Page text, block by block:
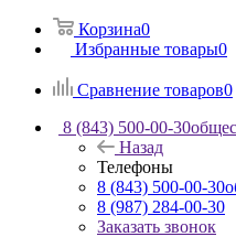
Корзина0
Избранные товары0
Сравнение товаров0
8 (843) 500-00-30
Назад
Телефоны
8 (843) 500-00-30
8 (987) 284-00-30
Заказать звонок